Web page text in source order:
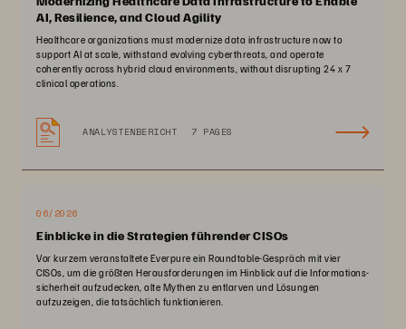
AI, Resilience, and Cloud Agility
Healthcare organizations must modernize data infrastructure now to
support AI at scale, withstand evolving cyberthreats, and operate
coherently across hybrid cloud environments, without disrupting 24 x 7
clinical operations.
ANALYSTENBERICHT 7 PAGES
06/2026
Einblicke in die Strategien führender CISOs
Vor kurzem veranstaltete Everpure ein Roundtable-Gespräch mit vier
CISOs, um die größten Herausforderungen im Hinblick auf die Informations­
sicherheit aufzudecken, alte Mythen zu entlarven und Lösungen
aufzuzeigen, die tatsächlich funktionieren.